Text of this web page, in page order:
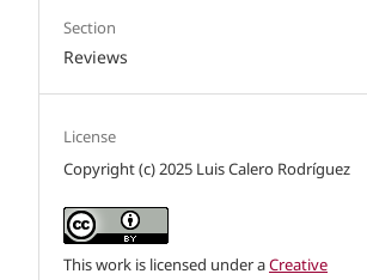
Section
Reviews
License
Copyright (c) 2025 Luis Calero Rodríguez
This work is licensed under aCreative